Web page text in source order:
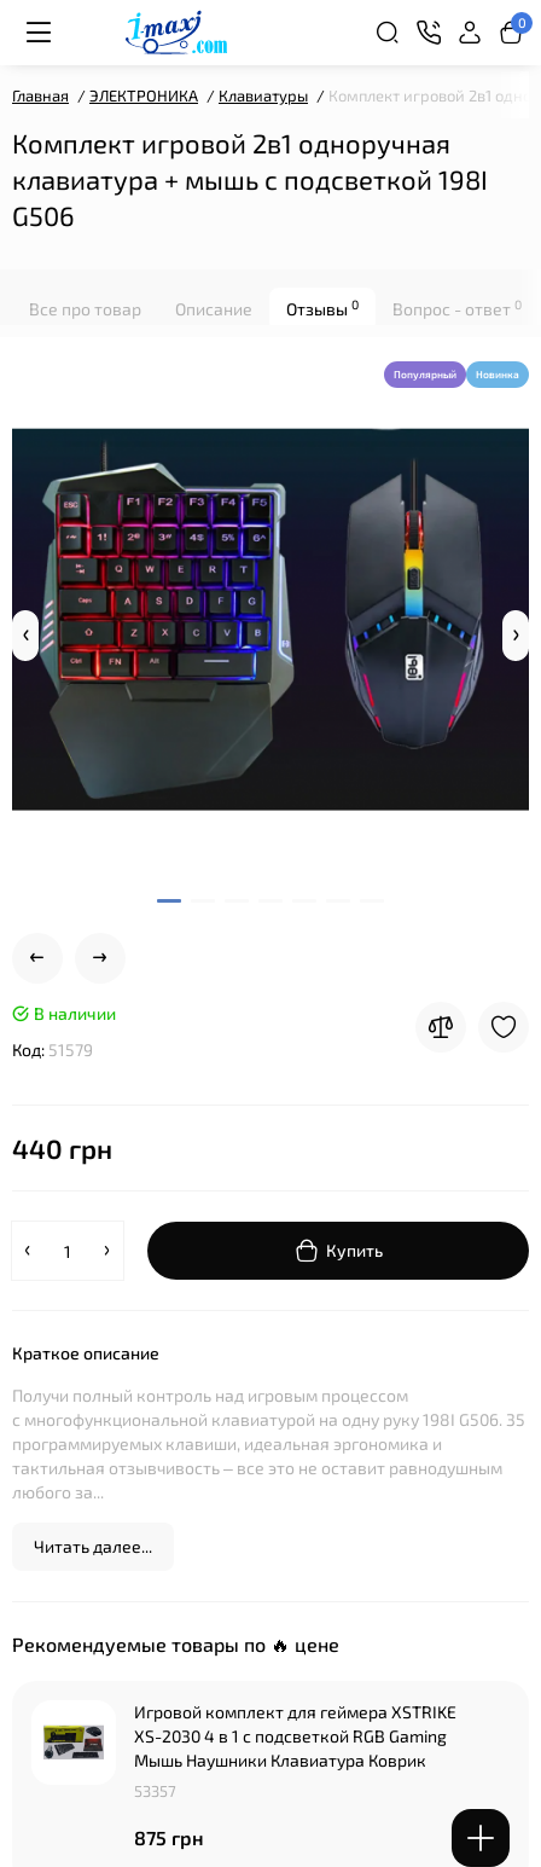
0
Главная ЭЛЕКТРОНИКА Клавиатуры Комплект игровой 2в1
Комплект игровой 2в1 одноручная
клавиатура + мышь с подсветкой 198I
G506
Все про товар Описание Отзывы 0 Вопрос - ответ 0
Популярный Новинка
В наличии
Код: 51579
440 грн
Купить
Краткое описание
Получи полный контроль над игровым процессом
с многофункциональной клавиатурой на одну руку 198I G506. 35
программируемых клавиши, идеальная эргономика и
тактильная отзывчивость – все это не оставит равнодушным
любого за...
Читать далее...
Рекомендуемые товары по 🔥 цене
Игровой комплект для геймера XSTRIKE
XS-2030 4 в 1 с подсветкой RGB Gaming
Мышь Наушники Клавиатура Коврик
53357
875 грн